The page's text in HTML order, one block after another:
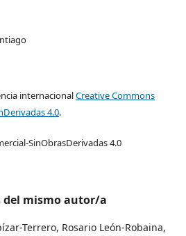
internacionalCreative Commons
4.0.
SinObrasDerivadas 4.0
del mismo autor/a
Terrero, Rosario León-Robaina,